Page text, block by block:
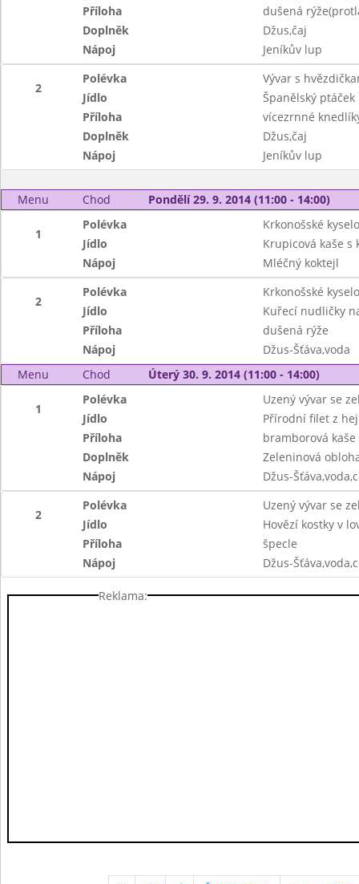
Příloha
dušená
Doplněk
Džus,čaj
Nápoj
Jeníkův lup
2
Polévka
Vývar s
Jídlo
Španělský ptáček
Příloha
vícezrnné
Doplněk
Džus,čaj
Nápoj
Jeníkův lup
Menu Chod Pondělí 29. 9. 2014 (11:00 - 14:00)
1
Polévka
Krkonošské kyselo
Jídlo
Krupicová kaše s
Nápoj
Mléčný koktejl
2
Polévka
Krkonošské kyselo
Jídlo
Kuřecí nudličky
Příloha
dušená rýže
Nápoj
Džus-Šťáva,voda
Menu
Chod Úterý 30. 9. 2014 (11:00 - 14:00)
1
Polévka
Uzený vývar se
Jídlo
Přírodní filet z
Příloha
bramborová
Doplněk
Zeleninová
Nápoj
Džus-
2
Polévka
Uzený vývar se
Jídlo
Hovězí kostky v
Příloha
špecle
Nápoj
Džus-
Reklama: